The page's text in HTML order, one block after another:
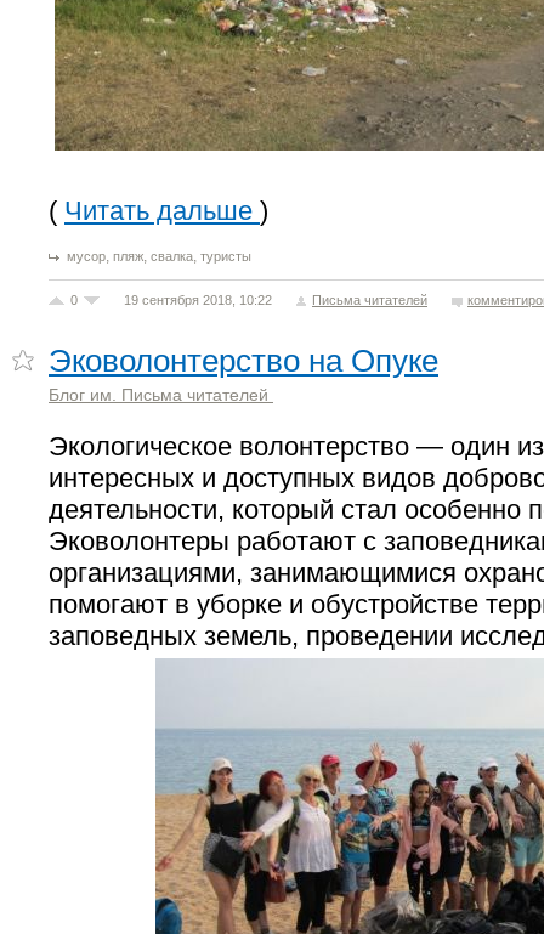
( Читать дальше )
мусор, пляж, свалка, туристы
0 19 сентября 2018, 10:22 Письма читателей
Эковолонтерство на Опуке
Блог им. Письма читателей
Экологическое волонтерство — один
интересных и доступных видов
деятельности, который стал особенно
Эковолонтеры работают с
организациями, занимающимися
помогают в уборке и обустройстве
заповедных земель, проведении